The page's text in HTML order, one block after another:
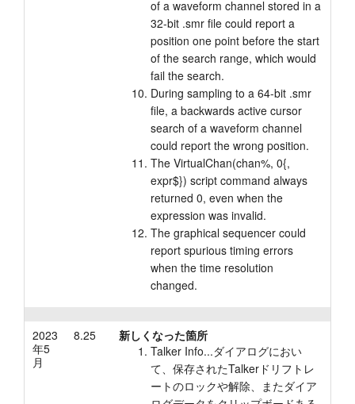
of a waveform channel stored in a
32-bit .smr file could report a
position one point before the start
of the search range, which would
fail the search.
During sampling to a 64-bit .smr
file, a backwards active cursor
search of a waveform channel
could report the wrong position.
The VirtualChan(chan%, 0{,
expr$}) script command always
returned 0, even when the
expression was invalid.
The graphical sequencer could
report spurious timing errors
when the time resolution
changed.
2023
年5
月
8.25
新しくなった箇所
Talker Info...ダイアログにおい
て、保存されたTalkerドリフトレ
ートのロックや解除、またダイア